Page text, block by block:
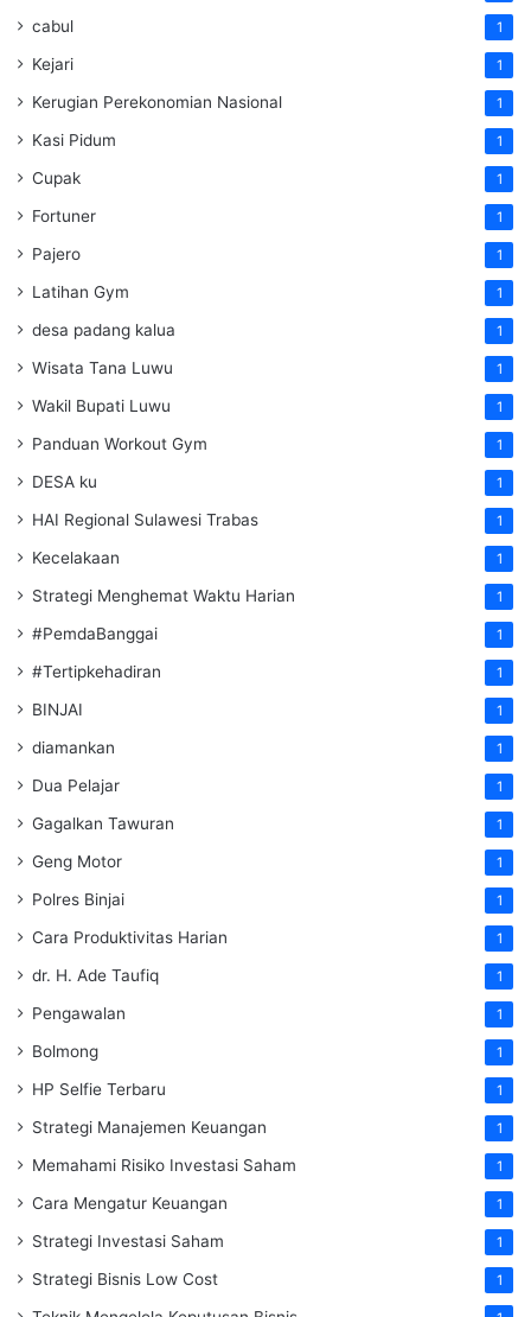
cabul 1
Kejari 1
Kerugian Perekonomian Nasional 1
Kasi Pidum 1
Cupak 1
Fortuner 1
Pajero 1
Latihan Gym 1
desa padang kalua 1
Wisata Tana Luwu 1
Wakil Bupati Luwu 1
Panduan Workout Gym 1
DESA ku 1
HAI Regional Sulawesi Trabas 1
Kecelakaan 1
Strategi Menghemat Waktu Harian 1
#PemdaBanggai 1
#Tertipkehadiran 1
BINJAI 1
diamankan 1
Dua Pelajar 1
Gagalkan Tawuran 1
Geng Motor 1
Polres Binjai 1
Cara Produktivitas Harian 1
dr. H. Ade Taufiq 1
Pengawalan 1
Bolmong 1
HP Selfie Terbaru 1
Strategi Manajemen Keuangan 1
Memahami Risiko Investasi Saham 1
Cara Mengatur Keuangan 1
Strategi Investasi Saham 1
Strategi Bisnis Low Cost 1